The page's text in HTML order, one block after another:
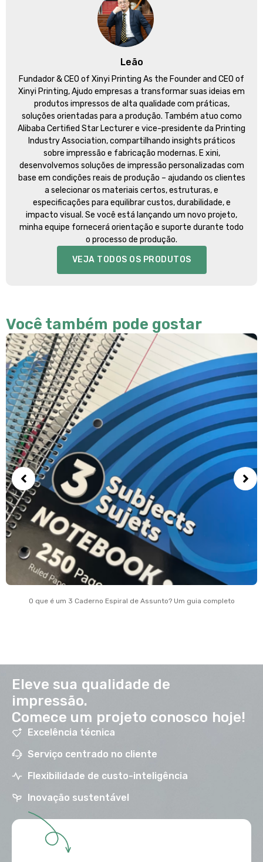
Leão
Fundador &CEO of Xinyi Printing As the Founder and CEO of
Xinyi Printing, Ajudo empresas a transformar suas ideias em
produtos impressos de alta qualidade com práticas,
soluções orientadas para a produção. Também atuo como
Alibaba Certified Star Lecturer e vice-presidente da Printing
Industry Association, compartilhando insights práticos
sobre impressão e fabricação modernas. E xini,
desenvolvemos soluções de impressão personalizadas com
base em condições reais de produção – ajudando os clientes
a selecionar os materiais certos, estruturas, e
especificações para equilibrar custos, durabilidade, e
impacto visual. Se você está lançando um novo projeto,
minha equipe fornecerá orientação e suporte durante todo
o processo de produção.
VEJA TODOS OS PRODUTOS
Você também pode gostar
O que é um 3 Caderno Espiral de Assunto? Um guia completo
Eleve sua qualidade de
impressão.
Comece um projeto conosco hoje!
Excelência técnica
Serviço centrado no cliente
Flexibilidade de custo-inteligência
Inovação sustentável